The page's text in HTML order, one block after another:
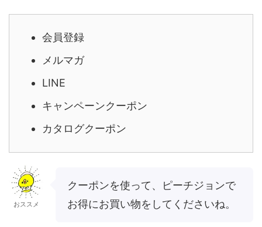
会員登録
メルマガ
LINE
キャンペーンクーポン
カタログクーポン
おススメ
クーポンを使って、ピーチジョンで
お得にお買い物をしてくださいね。